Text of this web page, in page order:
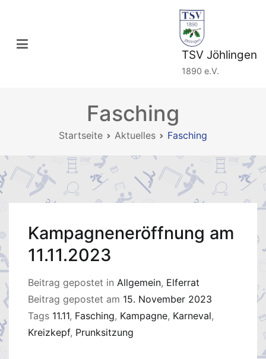
springen
TSV Jöhlingen
1890 e.V.
Fasching
Startseite Aktuelles Fasching
Kampagneneröffnung am
11.11.2023
Beitrag gepostet in Allgemein, Elferrat
Beitrag gepostet am 15. November 2023
Tags 11.11, Fasching, Kampagne, Karneval,
Kreizkepf, Prunksitzung